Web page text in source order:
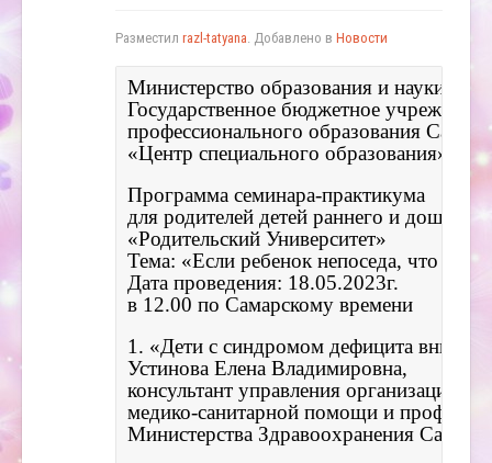
Разместил razl-tatyana. Добавлено в Новости
Министерство образования и науки
Государственное бюджетное
профессионального образования
«Центр специального образования»
Программа семинара-практикума
для родителей детей раннего и
«Родительский Университет»
Тема: «Если ребенок непоседа, что
Дата проведения: 18.05.2023г.
1. «Дети с синдромом дефицита
Устинова Елена Владимировна,
консультант управления организации
медико-санитарной помощи и